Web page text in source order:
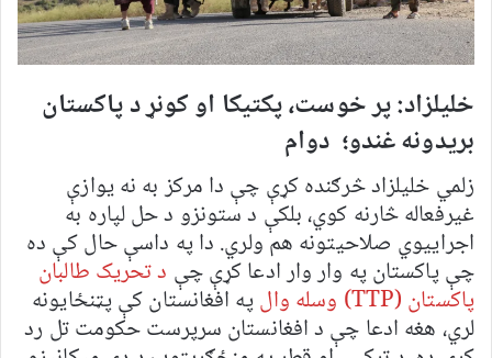
خلیلزاد: پر خوست، پکتیکا او کونړ د پاکستان
بریدونه غندو؛ دوام
زلمي خلیلزاد څرګنده کړې چې دا مرکز به نه یوازې
غیرفعاله څارنه کوي، بلکې د ستونزو د حل لپاره به
اجراییوي صلاحیتونه هم ولري. دا په داسې حال کې ده
چې پاکستان په وار وار ادعا کړې چې د تحریک طالبان
پاکستان (TTP) وسله وال په افغانستان کې پټنځایونه
لري، هغه ادعا چې د افغانستان سرپرست حکومت تل رد